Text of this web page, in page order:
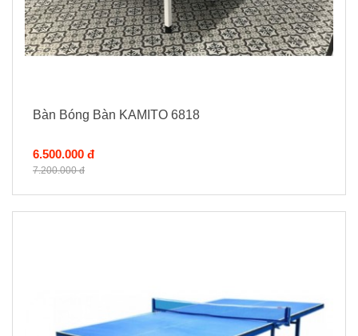
Bàn Bóng Bàn KAMITO 6818
6.500.000 đ
7.200.000 đ